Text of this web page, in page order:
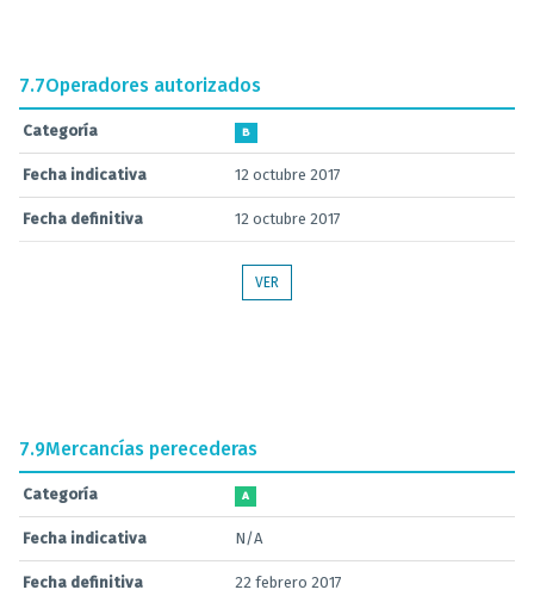
7.7Operadores autorizados
Categoría B
Fecha indicativa 12 octubre 2017
Fecha definitiva 12 octubre 2017
VER
7.9Mercancías perecederas
Categoría A
Fecha indicativa N/A
Fecha definitiva 22 febrero 2017